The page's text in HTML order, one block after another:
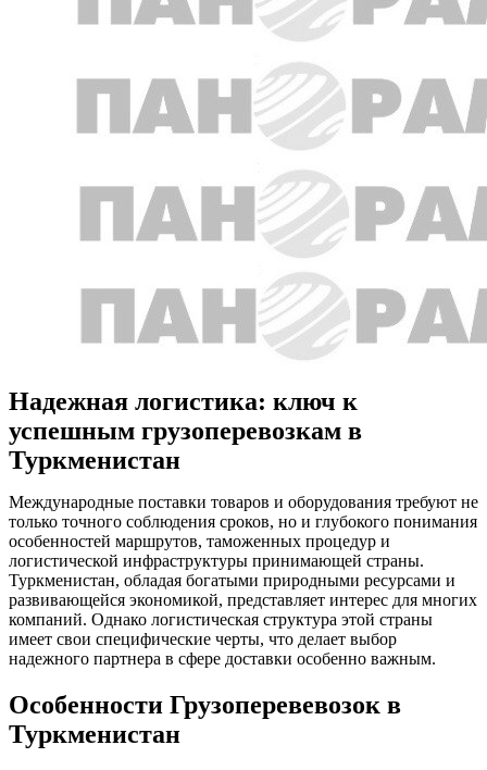
Надежная логистика: ключ к
успешным грузоперевозкам в
Туркменистан
Международные поставки товаров и оборудования требуют не
только точного соблюдения сроков, но и глубокого понимания
особенностей маршрутов, таможенных процедур и
логистической инфраструктуры принимающей страны.
Туркменистан, обладая богатыми природными ресурсами и
развивающейся экономикой, представляет интерес для многих
компаний. Однако логистическая структура этой страны
имеет свои специфические черты, что делает выбор
надежного партнера в сфере доставки особенно важным.
Особенности Грузоперевевозок в
Туркменистан